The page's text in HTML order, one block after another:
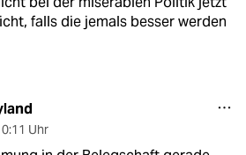
falls die jemals besser werden
Uhr